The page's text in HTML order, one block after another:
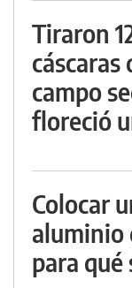
Tiraron
cáscaras
campo
floreció
Colocar
aluminio
para